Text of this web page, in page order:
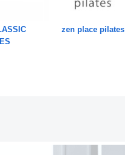
zen place pilates